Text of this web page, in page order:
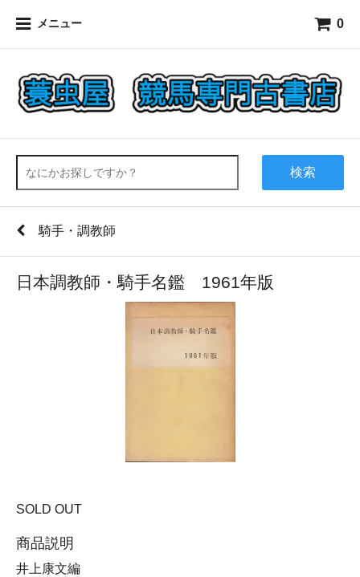
メニュー 0
検索
騎手・調教師
日本調教師・騎手名鑑 1961年版
SOLD OUT
商品説明
井上康文編